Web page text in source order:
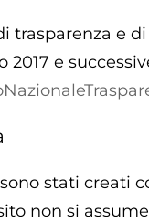
e di
2017 e
stati creati
non si